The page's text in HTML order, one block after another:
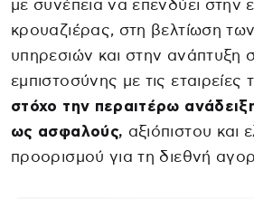
με συνέπεια να επενδύει στην
κρουαζιέρας, στη βελτίωση
υπηρεσιών και στην ανάπτυξη
εμπιστοσύνης με τις εταιρείες
στόχο την περαιτέρω
ως ασφαλούς, αξιόπιστου και
προορισμού για τη διεθνή